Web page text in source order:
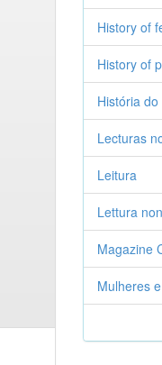
History of
History of
História
Lecturas
Leitura
Lettura
Magazine
Mulheres